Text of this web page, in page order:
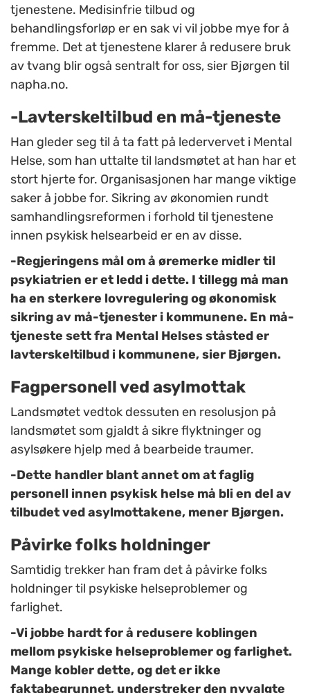
tjenestene. Medisinfrie tilbud og
behandlingsforløp er en sak vi vil jobbe mye for å
fremme. Det at tjenestene klarer å redusere bruk
av tvang blir også sentralt for oss, sier Bjørgen til
napha.no.
-Lavterskeltilbud en må-tjeneste
Han gleder seg til å ta fatt på ledervervet i Mental
Helse, som han uttalte til landsmøtet at han har et
stort hjerte for. Organisasjonen har mange viktige
saker å jobbe for. Sikring av økonomien rundt
samhandlingsreformen i forhold til tjenestene
innen psykisk helsearbeid er en av disse.
-Regjeringens mål om å øremerke midler til
psykiatrien er et ledd i dette. I tillegg må man
ha en sterkere lovregulering og økonomisk
sikring av må-tjenester i kommunene. En må-
tjeneste sett fra Mental Helses ståsted er
lavterskeltilbud i kommunene, sier Bjørgen.
Fagpersonell ved asylmottak
Landsmøtet vedtok dessuten en resolusjon på
landsmøtet som gjaldt å sikre flyktninger og
asylsøkere hjelp med å bearbeide traumer.
-Dette handler blant annet om at faglig
personell innen psykisk helse må bli en del av
tilbudet ved asylmottakene, mener Bjørgen.
Påvirke folks holdninger
Samtidig trekker han fram det å påvirke folks
holdninger til psykiske helseproblemer og
farlighet.
-Vi jobbe hardt for å redusere koblingen
mellom psykiske helseproblemer og farlighet.
Mange kobler dette, og det er ikke
faktabegrunnet, understreker den nyvalgte